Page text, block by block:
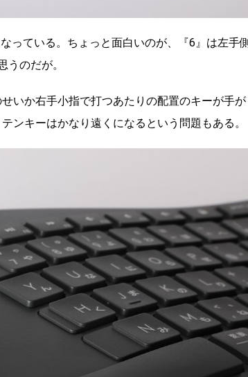
っている。ちょっと面白いのが、『6』は左手
のだが。
いか右手小指で打つあたりの配置のキーが手が
ンキーはかなり遠くになるという問題もある。